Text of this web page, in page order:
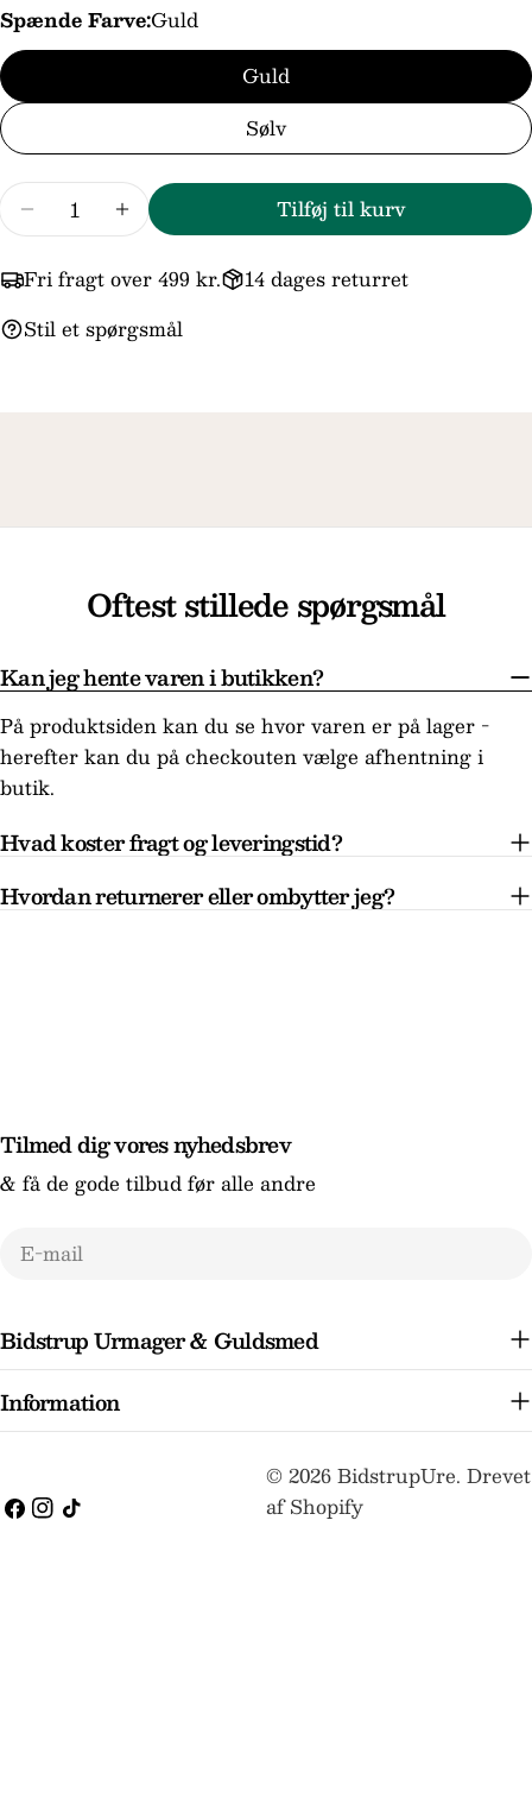
Spænde Farve:Guld
Guld
Sølv
Reducer mængden for Brun Firbens
Forøg mængden for Brun Firbens
Tilføj til kurv
Fri fragt over 499 kr.
14 dages returret
Stil et spørgsmål
Oftest stillede spørgsmål
Kan jeg hente varen i butikken?
På produktsiden kan du se hvor varen er på lager -
herefter kan du på checkouten vælge afhentning i
butik.
Hvad koster fragt og leveringstid?
Hvordan returnerer eller ombytter jeg?
Bidstrup Urmager & Guldsmed
Information
Tilmed dig vores nyhedsbrev
& få de gode tilbud før alle andre
E-
Facebook
Instagram
TikTok
© 2026BidstrupUre. Drevet
af Shopify
Betalingsmetoder